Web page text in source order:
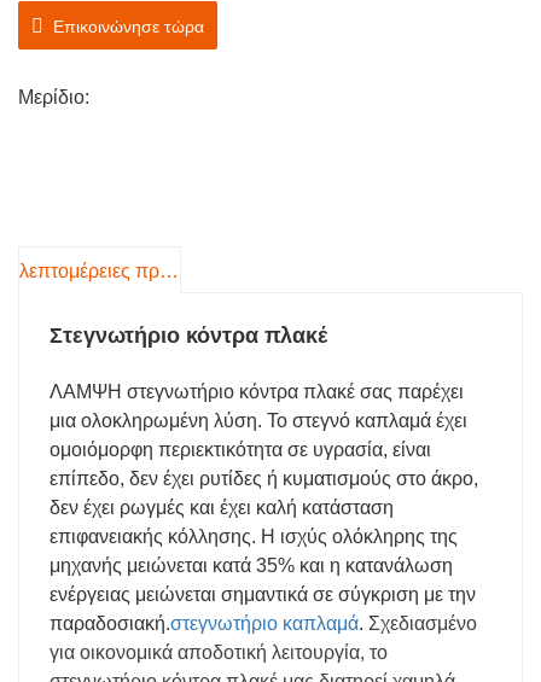
μειώνοντας αποτελεσματικά την υγρασία του καπλαμά
από φρέσκια κατάσταση σε 0-15% για βέλτιστη
Επικοινώνησε τώρα
Μερίδιο:
λεπτομέρειες προιόντος
Στεγνωτήριο κόντρα πλακέ
ΛΑΜΨΗ στεγνωτήριο κόντρα πλακέ σας παρέχει
μια ολοκληρωμένη λύση. Το στεγνό καπλαμά έχει
ομοιόμορφη περιεκτικότητα σε υγρασία, είναι
επίπεδο, δεν έχει ρυτίδες ή κυματισμούς στο άκρο,
δεν έχει ρωγμές και έχει καλή κατάσταση
επιφανειακής κόλλησης. Η ισχύς ολόκληρης της
μηχανής μειώνεται κατά 35% και η κατανάλωση
ενέργειας μειώνεται σημαντικά σε σύγκριση με την
παραδοσιακή.στεγνωτήριο καπλαμά. Σχεδιασμένο
για οικονομικά αποδοτική λειτουργία, το